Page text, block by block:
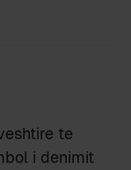
te
i denimit